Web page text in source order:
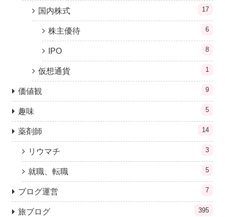
国内株式 17
株主優待 6
IPO 8
仮想通貨 1
価値観 9
趣味 5
薬剤師 14
リウマチ 3
就職、転職 5
ブログ運営 7
旅ブログ 395